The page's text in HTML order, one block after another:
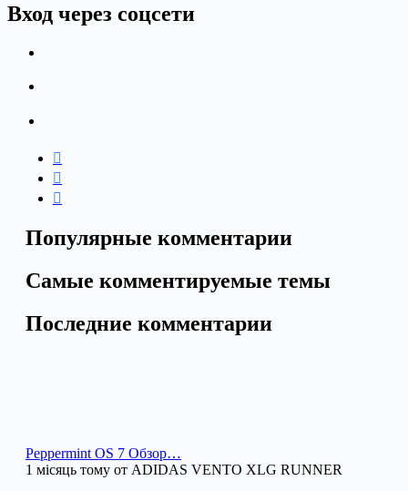
Вход через соцсети
Популярные комментарии
Самые комментируемые темы
Последние комментарии
Peppermint OS 7 Обзор…
1 місяць тому от ADIDAS VENTO XLG RUNNER